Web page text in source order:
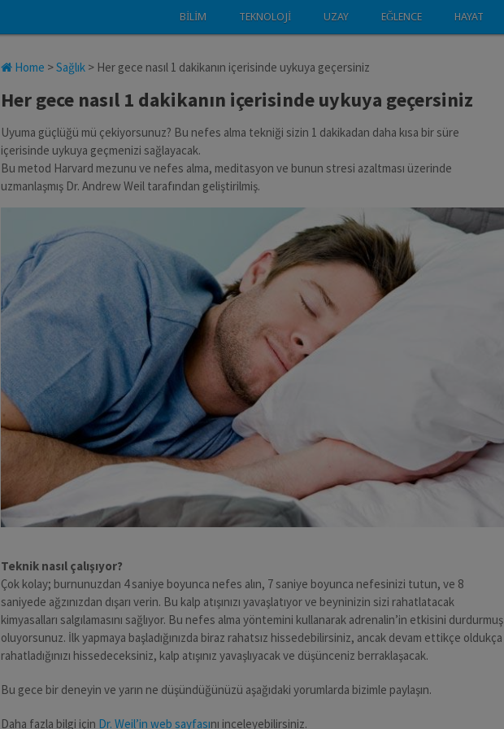
BILIM TEKNOLOJI UZAY EĞLENCE HAYAT
Home >Sağlık > Her gece nasıl 1 dakikanın içerisinde uykuya geçersiniz
Her gece nasıl 1 dakikanın içerisinde uykuya geçersiniz
Uyuma güçlüğü mü çekiyorsunuz? Bu nefes alma tekniği sizin 1 dakikadan daha kısa bir süre
içerisinde uykuya geçmenizi sağlayacak.
Bu metod Harvard mezunu ve nefes alma, meditasyon ve bunun stresi azaltması üzerinde
uzmanlaşmış Dr. Andrew Weil tarafından geliştirilmiş.
Teknik nasıl çalışıyor?
Çok kolay; burnunuzdan 4 saniye boyunca nefes alın, 7 saniye boyunca nefesinizi tutun, ve 8
saniyede ağzınızdan dışarı verin. Bu kalp atışınızı yavaşlatıyor ve beyninizin sizi rahatlatacak
kimyasalları salgılamasını sağlıyor. Bu nefes alma yöntemini kullanarak adrenalin’in etkisini durdurmuş
oluyorsunuz. İlk yapmaya başladığınızda biraz rahatsız hissedebilirsiniz, ancak devam ettikçe oldukça
rahatladığınızı hissedeceksiniz, kalp atışınız yavaşlıyacak ve düşünceniz berraklaşacak.
Bu gece bir deneyin ve yarın ne düşündüğünüzü aşağıdaki yorumlarda bizimle paylaşın.
Daha fazla bilgi için Dr. Weil’in web sayfasını inceleyebilirsiniz.